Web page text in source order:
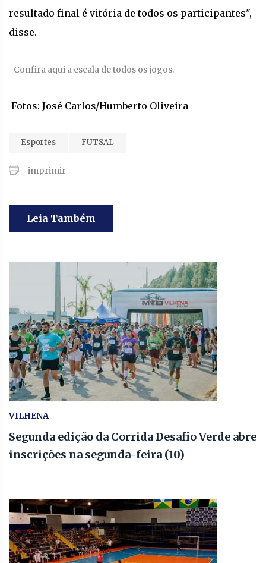
resultado final é vitória de todos os participantes",
disse.
Confira aqui a escala de todos os jogos.
Fotos: José Carlos/Humberto Oliveira
Esportes FUTSAL
imprimir
Leia Também
VILHENA
Segunda edição da Corrida Desafio Verde abre
inscrições na segunda-feira (10)